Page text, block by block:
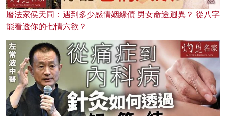
曆法家侯天同：遇到多少感情姻緣債 男女命途迥異？ 從八字
能看透你的七情六欲？